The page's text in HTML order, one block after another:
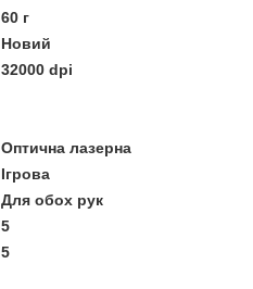
60 г
Новий
32000 dpi
Оптична лазерна
Ігрова
Для обох рук
5
5